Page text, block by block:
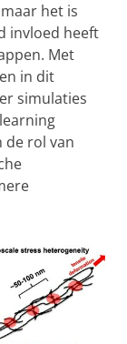
het is
invloed heeft
Met
in dit
simulaties
de rol van